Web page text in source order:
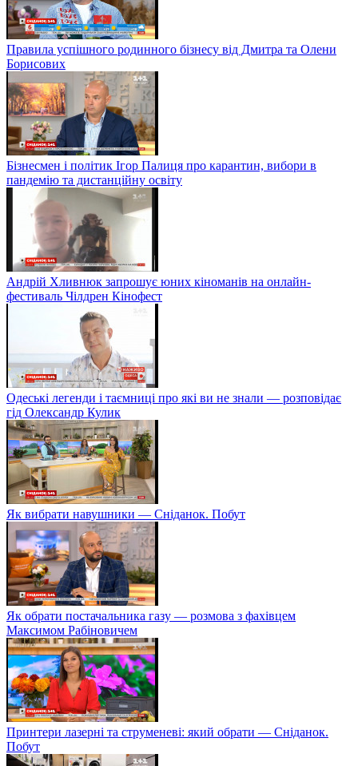
Правила успішного родинного бізнесу від Дмитра та Олени
Борисових
Бізнесмен і політик Ігор Палиця про карантин, вибори в
пандемію та дистанційну освіту
Андрій Хливнюк запрошує юних кіноманів на онлайн-
фестиваль Чілдрен Кінофест
Одеські легенди і таємниці про які ви не знали — розповідає
гід Олександр Кулик
Як вибрати навушники — Сніданок. Побут
Як обрати постачальника газу — розмова з фахівцем
Максимом Рабіновичем
Принтери лазерні та струменеві: який обрати — Сніданок.
Побут